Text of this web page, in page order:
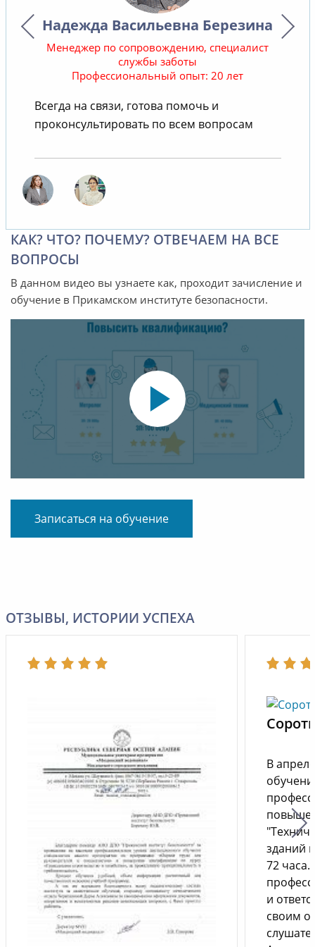
Надежда Васильевна Березина
Менеджер по сопровождению, специалист
службы заботы
Профессиональный опыт: 20 лет
Всегда на связи, готова помочь и
проконсультировать по всем вопросам
КАК? ЧТО? ПОЧЕМУ? ОТВЕЧАЕМ НА ВСЕ
ВОПРОСЫ
В данном видео вы узнаете как, проходит зачисление и
обучение в Прикамском институте безопасности.
Записаться на обучение
ОТЗЫВЫ, ИСТОРИИ УСПЕХА
В
зданий
72 часа.
и
своим